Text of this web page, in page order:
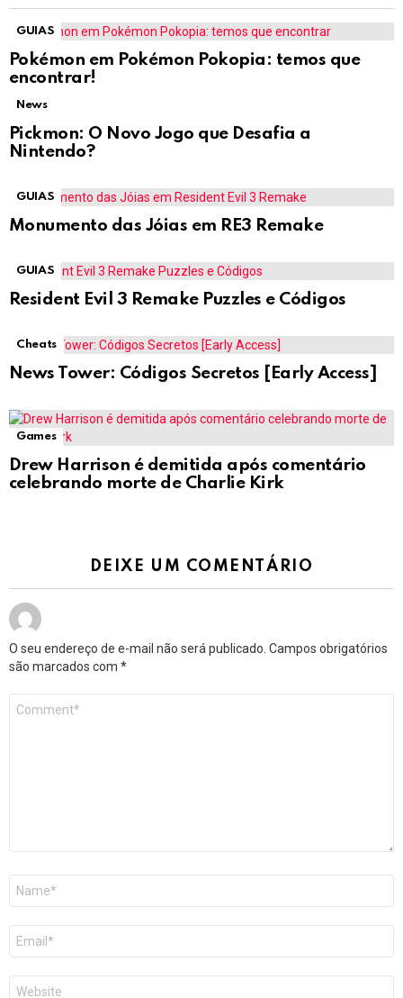
GUIAS
Pokémon em Pokémon Pokopia: temos que
encontrar!
News
Pickmon: O Novo Jogo que Desafia a
Nintendo?
GUIAS
Monumento das Jóias em RE3 Remake
GUIAS
Resident Evil 3 Remake Puzzles e Códigos
Cheats
News Tower: Códigos Secretos [Early Access]
Games
Drew Harrison é demitida após comentário
celebrando morte de Charlie Kirk
DEIXE UM COMENTÁRIO
O seu endereço de e-mail não será publicado. Campos obrigatórios
são marcados com *
mail
*